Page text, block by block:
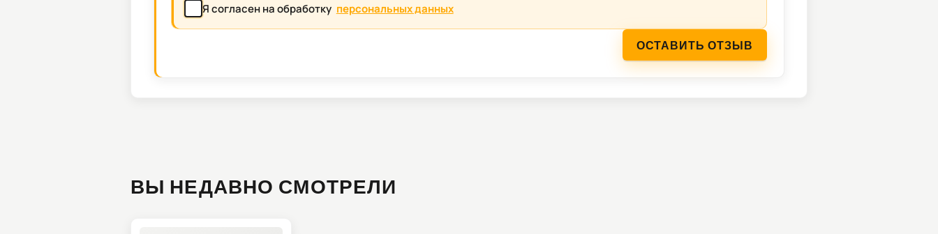
Я согласен на обработку персональных данных
ОСТАВИТЬ ОТЗЫВ
ВЫ НЕДАВНО СМОТРЕЛИ